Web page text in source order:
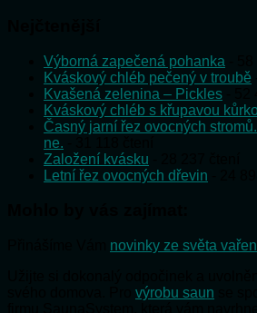
Výborná zapečená pohanka
Kváskový chléb pečený v troubě
Kvašená zelenina – Pickles
Kváskový chléb s křupavou
Časný jarní řez ovocných
ne.
Založení kvásku
Letní řez ovocných dřevin
novinky ze světa
výrobu saun